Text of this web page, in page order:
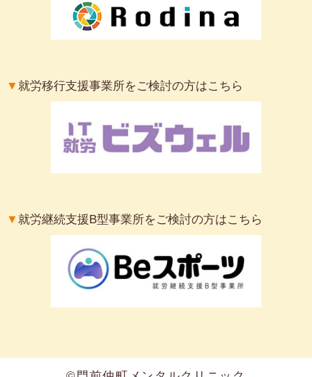
▼ 就労移行支援事業所をご検討の方はこちら
▼就労継続支援B型事業所をご検討の方はこちら